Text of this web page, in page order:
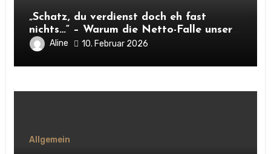
„Schatz, du verdienst doch eh fast
nichts…“ – Warum die Netto-Falle unsere
Unabhängigkeit frisst
Aline 10. Februar 2026
Allgemein